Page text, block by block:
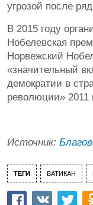
угрозой после
В 2015 году
Нобелевская
Норвежский
«значительный
демократии в
революции» 2011
Источник:
ТЕГИ ВАТИКАН